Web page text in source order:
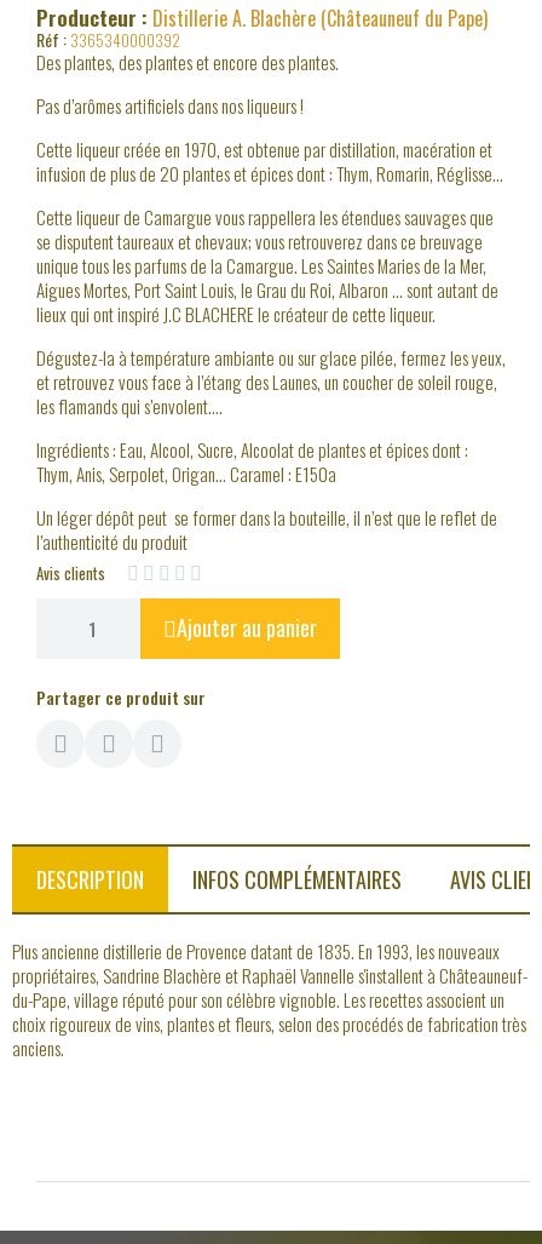
Producteur : Distillerie A. Blachère (Châteauneuf du Pape)
Réf : 3365340000392
Des plantes, des plantes et encore des plantes.
Pas d’arômes artificiels dans nos liqueurs !
Cette liqueur créée en 1970, est obtenue par distillation, macération et
infusion de plus de 20 plantes et épices dont : Thym, Romarin, Réglisse…
Cette liqueur de Camargue vous rappellera les étendues sauvages que
se disputent taureaux et chevaux; vous retrouverez dans ce breuvage
unique tous les parfums de la Camargue. Les Saintes Maries de la Mer,
Aigues Mortes, Port Saint Louis, le Grau du Roi, Albaron … sont autant de
lieux qui ont inspiré J.C BLACHERE le créateur de cette liqueur.
Dégustez-la à température ambiante ou sur glace pilée, fermez les yeux,
et retrouvez vous face à l’étang des Launes, un coucher de soleil rouge,
les flamands qui s’envolent….
Ingrédients : Eau, Alcool, Sucre, Alcoolat de plantes et épices dont :
Thym, Anis, Serpolet, Origan… Caramel : E150a
Un léger dépôt peut se former dans la bouteille, il n’est que le reflet de
l’authenticité du produit
Avis clients     
Ajouter au panier
Partager ce produit sur
DESCRIPTION INFOS COMPLÉMENTAIRES AVIS
Plus ancienne distillerie de Provence datant de 1835. En 1993, les nouveaux
propriétaires, Sandrine Blachère et Raphaël Vannelle s'installent à Châteauneuf-
du-Pape, village réputé pour son célèbre vignoble. Les recettes associent un
choix rigoureux de vins, plantes et fleurs, selon des procédés de fabrication très
anciens.